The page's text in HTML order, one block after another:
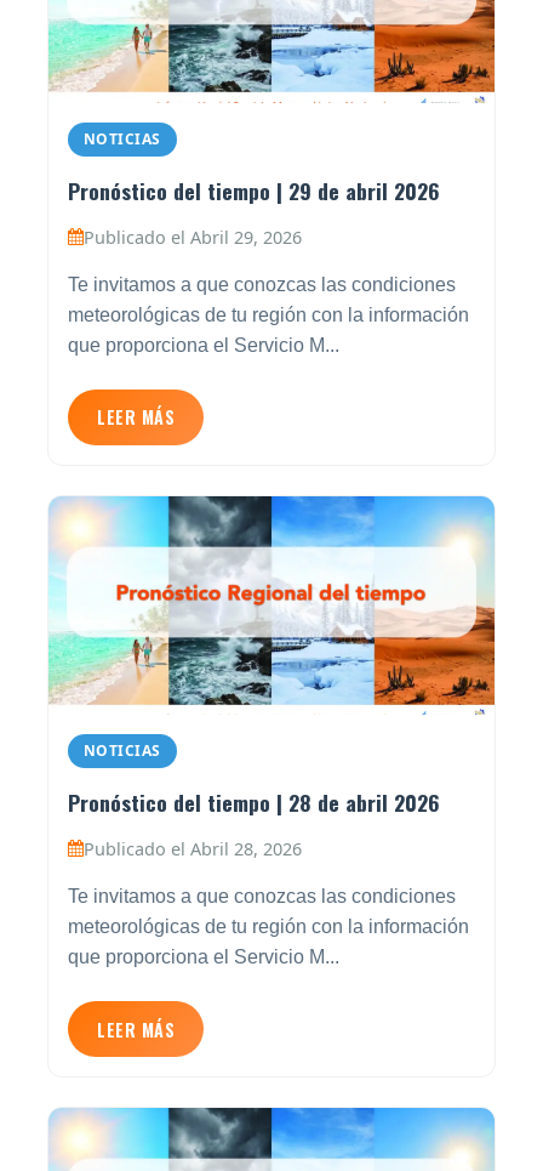
NOTICIAS
Pronóstico del tiempo | 29 de abril 2026
Publicado el Abril 29, 2026
Te invitamos a que conozcas las condiciones
meteorológicas de tu región con la información
que proporciona el Servicio M...
LEER MÁS
NOTICIAS
Pronóstico del tiempo | 28 de abril 2026
Publicado el Abril 28, 2026
Te invitamos a que conozcas las condiciones
meteorológicas de tu región con la información
que proporciona el Servicio M...
LEER MÁS